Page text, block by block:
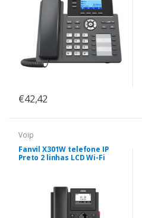
€42,42
Voip
Fanvil X301W telefone IP
Preto 2 linhas LCD Wi-Fi